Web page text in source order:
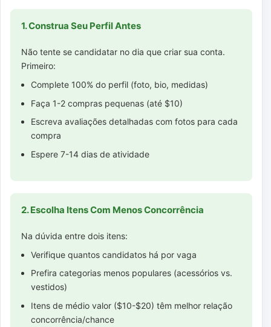
1. Construa Seu Perfil Antes
Não tente se candidatar no dia que criar sua conta.
Primeiro:
Complete 100% do perfil (foto, bio, medidas)
Faça 1-2 compras pequenas (até $10)
Escreva avaliações detalhadas com fotos para cada
compra
Espere 7-14 dias de atividade
2. Escolha Itens Com Menos Concorrência
Na dúvida entre dois itens:
Verifique quantos candidatos há por vaga
Prefira categorias menos populares (acessórios vs.
vestidos)
Itens de médio valor ($10-$20) têm melhor relação
concorrência/chance